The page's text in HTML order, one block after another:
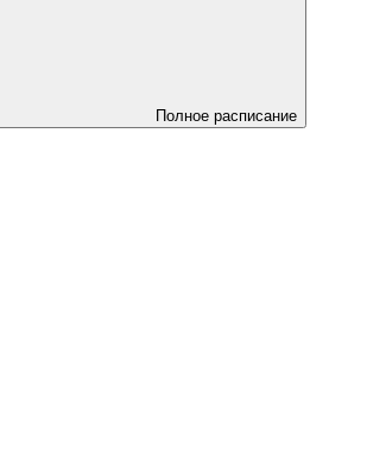
Полное расписание